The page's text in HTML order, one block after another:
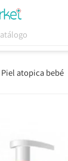
Piel atopica bebé